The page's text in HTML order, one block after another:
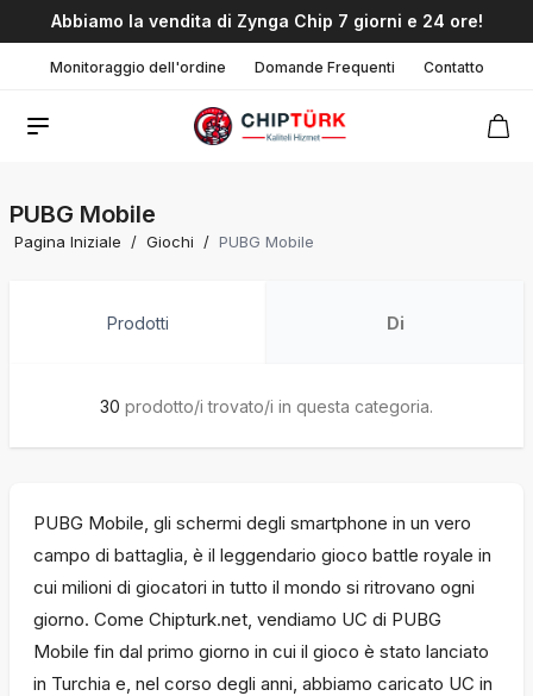
Abbiamo la vendita di Zynga Chip 7 giorni e 24 ore!
Monitoraggio dell'ordine Domande Frequenti Contatto
PUBG Mobile
Pagina Iniziale / Giochi / PUBG Mobile
Prodotti Di
30 prodotto/i trovato/i in questa categoria.
PUBG Mobile, gli schermi degli smartphone in un vero
campo di battaglia, è il leggendario gioco battle royale in
cui milioni di giocatori in tutto il mondo si ritrovano ogni
giorno. Come Chipturk.net, vendiamo UC di PUBG
Mobile fin dal primo giorno in cui il gioco è stato lanciato
in Turchia e, nel corso degli anni, abbiamo caricato UC in